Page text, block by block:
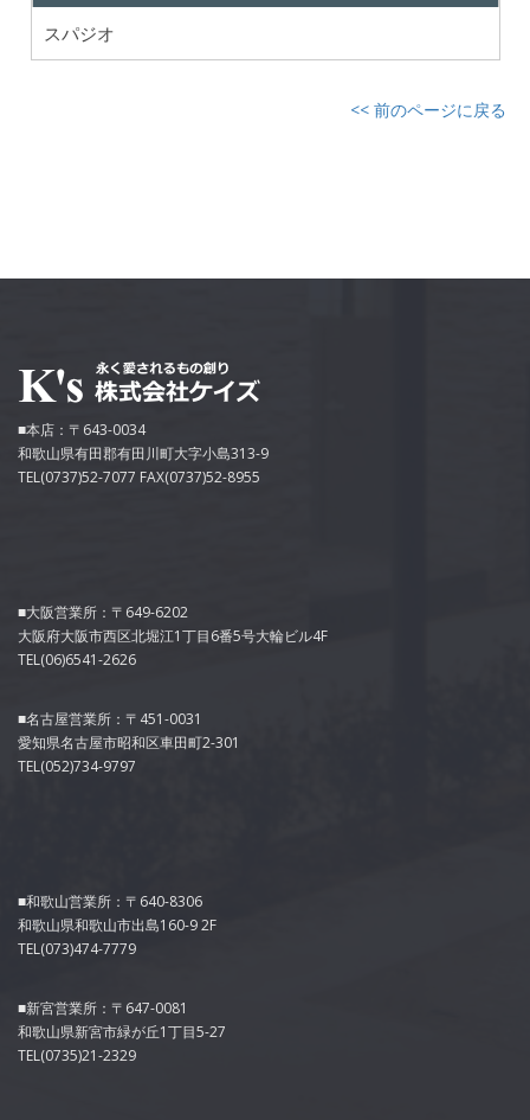
スパジオ
<< 前のページに戻る
■本店：〒643-0034
和歌山県有田郡有田川町大字小島313-9
TEL(0737)52-7077 FAX(0737)52-8955
■大阪営業所：〒649-6202
大阪府大阪市西区北堀江1丁目6番5号大輪ビル4F
TEL(06)6541-2626
■名古屋営業所：〒451-0031
愛知県名古屋市昭和区車田町2-301
TEL(052)734-9797
■和歌山営業所：〒640-8306
和歌山県和歌山市出島160-9 2F
TEL(073)474-7779
■新宮営業所：〒647-0081
和歌山県新宮市緑が丘1丁目5-27
TEL(0735)21-2329